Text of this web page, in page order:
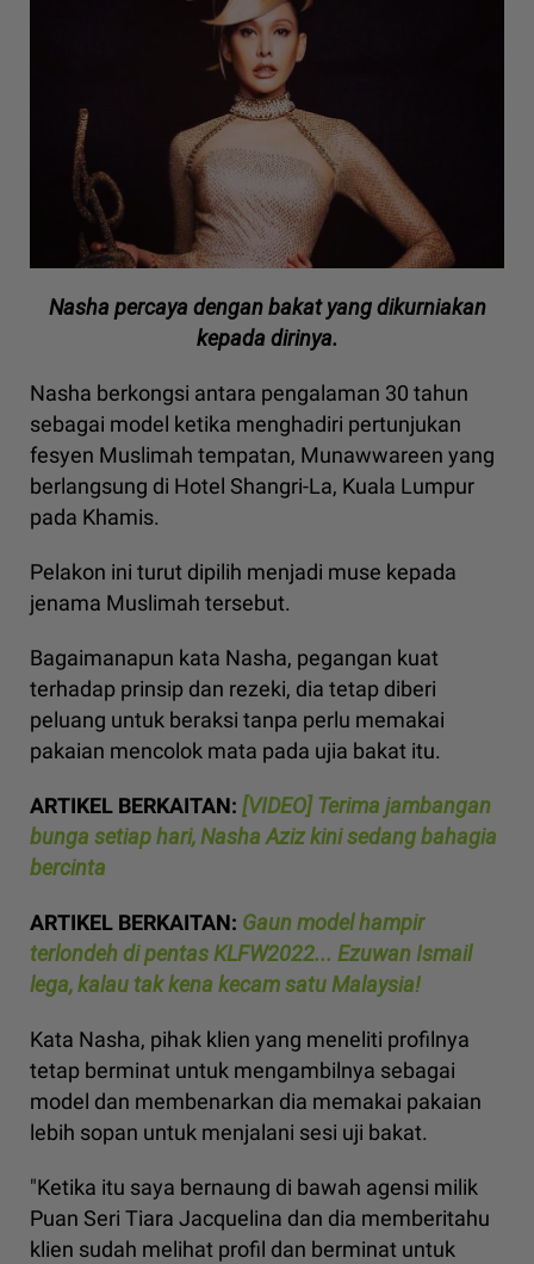
Nasha percaya dengan bakat yang dikurniakan
kepada dirinya.
Nasha berkongsi antara pengalaman 30 tahun
sebagai model ketika menghadiri pertunjukan
fesyen Muslimah tempatan, Munawwareen yang
berlangsung di Hotel Shangri-La, Kuala Lumpur
pada Khamis.
Pelakon ini turut dipilih menjadi muse kepada
jenama Muslimah tersebut.
Bagaimanapun kata Nasha, pegangan kuat
terhadap prinsip dan rezeki, dia tetap diberi
peluang untuk beraksi tanpa perlu memakai
pakaian mencolok mata pada ujia bakat itu.
ARTIKEL BERKAITAN: [VIDEO] Terima jambangan
bunga setiap hari, Nasha Aziz kini sedang bahagia
bercinta
ARTIKEL BERKAITAN: Gaun model hampir
terlondeh di pentas KLFW2022... Ezuwan Ismail
lega, kalau tak kena kecam satu Malaysia!
Kata Nasha, pihak klien yang meneliti profilnya
tetap berminat untuk mengambilnya sebagai
model dan membenarkan dia memakai pakaian
lebih sopan untuk menjalani sesi uji bakat.
"Ketika itu saya bernaung di bawah agensi milik
Puan Seri Tiara Jacquelina dan dia memberitahu
klien sudah melihat profil dan berminat untuk